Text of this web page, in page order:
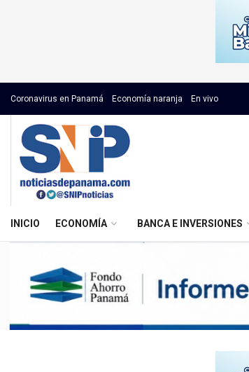
Coronavirus en Panamá Economía naranja En vivo
INICIO ECONOMÍA BANCA E INVERSIONES